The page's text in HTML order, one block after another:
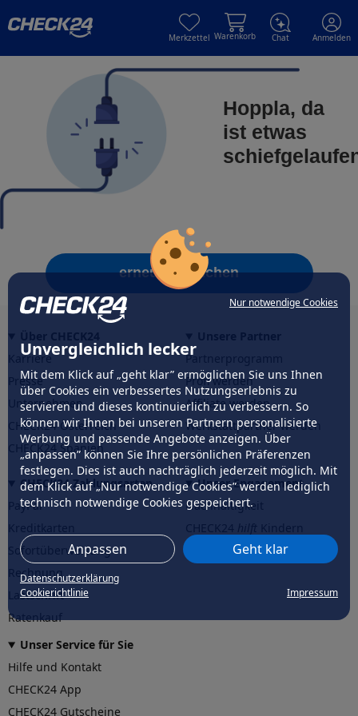
Nur notwendige Cookies
Unvergleichlich lecker
Mit dem Klick auf „geht klar” ermöglichen Sie uns Ihnen
über Cookies ein verbessertes Nutzungserlebnis zu
servieren und dieses kontinuierlich zu verbessern. So
können wir Ihnen bei unseren Partnern personalisierte
Werbung und passende Angebote anzeigen. Über
„anpassen” können Sie Ihre persönlichen Präferenzen
festlegen. Dies ist auch nachträglich jederzeit möglich. Mit
dem Klick auf „Nur notwendige Cookies” werden lediglich
technisch notwendige Cookies gespeichert.
Anpassen Geht klar
Datenschutzerklärung
Cookierichtlinie
Impressum
Merkzettel Warenkorb Chat Anmelden
Hoppla, da
ist etwas
erneut versuchen
Karriere
Presse
Unternehmen
CHECK24 Österreich
CHECK24 Spanien
Partnerprogramm
Profi werden
Affiliate werden
Werkstattpartner werden
CHECK24 Zahlungsarten
PayPal
Sofortüberweisung
Rechnung
Lastschrift
Ratenkauf
Unser Engagement
Nachhaltigkeit
CHECK24hilftder Natur
Unser Service für Sie
Hilfe und Kontakt
CHECK24 App
CHECK24 Gutscheine